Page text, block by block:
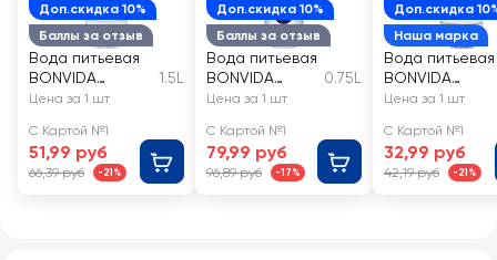
Доп.скидка 10%
Баллы за отзыв
Вода питьевая
BONVIDA
негазированная
1.5L
Цена за 1 шт
С Картой №1
51,99 руб
66,39 руб -21%
Доп.скидка 10%
Баллы за отзыв
Вода питьевая
BONVIDA
артезианская
негазированн
ая
0.75L
Цена за 1 шт
С Картой №1
79,99 руб
96,89 руб -17%
Доп.скидка
Наша марка
Вода питьевая
BONVIDA
артезианская
я
Цена за 1 шт
С Картой №1
32,99 руб
42,19 руб -21%